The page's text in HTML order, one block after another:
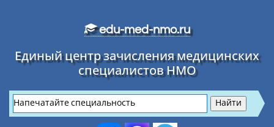
edu-med-nmo.ru
Единый центр зачисления медицинских
специалистов НМО